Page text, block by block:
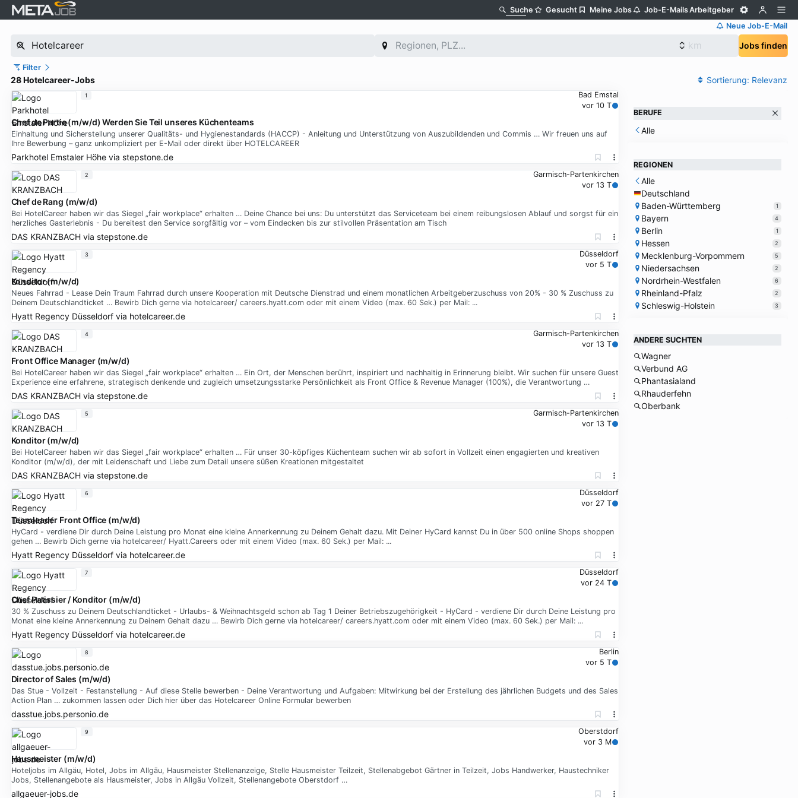
Suche Gesucht Meine Jobs Job-E-MailsArbeitgeber
Neue Job-E-Mail
Jobs finden
Filter
28 Hotelcareer-Jobs Sortierung: Relevanz
Bad Emstal
vor 10 T
Chef de Partie (m/w/d) Werden Sie Teil unseres Küchenteams
Einhaltung und Sicherstellung unserer Qualitäts- und Hygienestandards (HACCP) - Anleitung und Unterstützung von Auszubildenden und Commis … Wir freuen uns auf
Ihre Bewerbung – ganz unkompliziert per E-Mail oder direkt über HOTELCAREER
Parkhotel Emstaler Höhevia stepstone.de
1
Garmisch-Partenkirchen
vor 13 T
Chef de Rang (m/w/d)
Bei HotelCareer haben wir das Siegel „fair workplace“ erhalten … Deine Chance bei uns: Du unterstützt das Serviceteam bei einem reibungslosen Ablauf und sorgst für ein
herzliches Gasterlebnis - Du bereitest den Service sorgfältig vor – vom Eindecken bis zur stilvollen Präsentation am Tisch
DAS KRANZBACHvia stepstone.de
2
Düsseldorf
vor 5 T
Konditor (m/w/d)
Neues Fahrrad - Lease Dein Traum Fahrrad durch unsere Kooperation mit Deutsche Dienstrad und einem monatlichen Arbeitgeberzuschuss von 20% - 30 % Zuschuss zu
Deinem Deutschlandticket … Bewirb Dich gerne via hotelcareer/ careers.hyatt.com oder mit einem Video (max. 60 Sek.) per Mail: ...
Hyatt Regency Düsseldorfvia hotelcareer.de
3
Garmisch-Partenkirchen
vor 13 T
Front Office Manager (m/w/d)
Bei HotelCareer haben wir das Siegel „fair workplace“ erhalten … Ein Ort, der Menschen berührt, inspiriert und nachhaltig in Erinnerung bleibt. Wir suchen für unsere Guest
Experience eine erfahrene, strategisch denkende und zugleich umsetzungsstarke Persönlichkeit als Front Office & Revenue Manager (100%), die Verantwortung …
DAS KRANZBACHvia stepstone.de
4
Garmisch-Partenkirchen
vor 13 T
Konditor (m/w/d)
Bei HotelCareer haben wir das Siegel „fair workplace“ erhalten … Für unser 30-köpfiges Küchenteam suchen wir ab sofort in Vollzeit einen engagierten und kreativen
Konditor (m/w/d), der mit Leidenschaft und Liebe zum Detail unsere süßen Kreationen mitgestaltet
DAS KRANZBACHvia stepstone.de
5
Düsseldorf
vor 27 T
Teamleader Front Office (m/w/d)
HyCard - verdiene Dir durch Deine Leistung pro Monat eine kleine Annerkennung zu Deinem Gehalt dazu. Mit Deiner HyCard kannst Du in über 500 online Shops shoppen
gehen … Bewirb Dich gerne via hotelcareer/ Hyatt.Careers oder mit einem Video (max. 60 Sek.) per Mail: ...
Hyatt Regency Düsseldorfvia hotelcareer.de
6
Düsseldorf
vor 24 T
Chef Patissier / Konditor (m/w/d)
30 % Zuschuss zu Deinem Deutschlandticket - Urlaubs- & Weihnachtsgeld schon ab Tag 1 Deiner Betriebszugehörigkeit - HyCard - verdiene Dir durch Deine Leistung pro
Monat eine kleine Annerkennung zu Deinem Gehalt dazu … Bewirb Dich gerne via hotelcareer/ careers.hyatt.com oder mit einem Video (max. 60 Sek.) per Mail: ...
Hyatt Regency Düsseldorfvia hotelcareer.de
7
Berlin
vor 5 T
Director of Sales (m/w/d)
Das Stue - Vollzeit - Festanstellung - Auf diese Stelle bewerben - Deine Verantwortung und Aufgaben: Mitwirkung bei der Erstellung des jährlichen Budgets und des Sales
Action Plan … zukommen lassen oder Dich hier über das Hotelcareer Online Formular bewerben
dasstue.jobs.personio.de
8
Oberstdorf
vor 3 M
Hausmeister (m/w/d)
Hoteljobs im Allgäu, Hotel, Jobs im Allgäu, Hausmeister Stellenanzeige, Stelle Hausmeister Teilzeit, Stellenabgebot Gärtner in Teilzeit, Jobs Handwerker, Haustechniker
Jobs, Stellenangebote als Hausmeister, Jobs in Allgäu Vollzeit, Stellenangebote Oberstdorf …
allgaeuer-jobs.de
9
BERUFE
Alle
REGIONEN
Alle
Deutschland
Baden-Württemberg
1
Bayern 4
Berlin 1
Hessen 2
Mecklenburg-Vorpommern 5
Niedersachsen 2
Nordrhein-Westfalen 6
Rheinland-Pfalz 2
Schleswig-Holstein 3
ANDERE SUCHTEN
Wagner
Verbund AG
Phantasialand
Rhauderfehn
Oberbank